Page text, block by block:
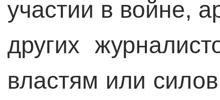
участии в войне,
других
властям или